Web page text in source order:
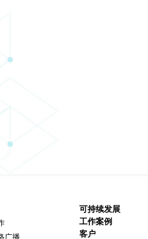
广播
可持续发展
工作案例
客户